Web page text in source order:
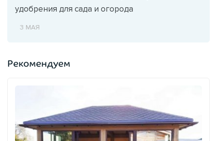
удобрения для сада и огорода
3 МАЯ
Рекомендуем